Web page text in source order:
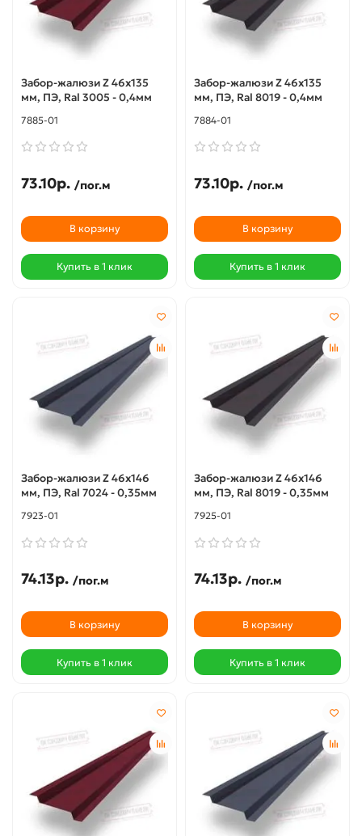
Забор-жалюзи Z 46х135
мм, ПЭ, Ral 3005 - 0,4мм
7885-01
73.10р. /пог.м
В корзину
Купить в 1 клик
Забор-жалюзи Z 46х135
мм, ПЭ, Ral 8019 - 0,4мм
7884-01
73.10р. /пог.м
В корзину
Купить в 1 клик
Забор-жалюзи Z 46х146
мм, ПЭ, Ral 7024 - 0,35мм
7923-01
74.13р. /пог.м
В корзину
Купить в 1 клик
Забор-жалюзи Z 46х146
мм, ПЭ, Ral 8019 - 0,35мм
7925-01
74.13р. /пог.м
В корзину
Купить в 1 клик